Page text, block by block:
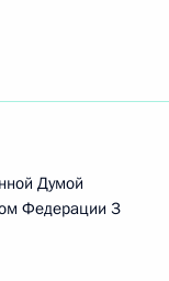
Думой
Федерации 3